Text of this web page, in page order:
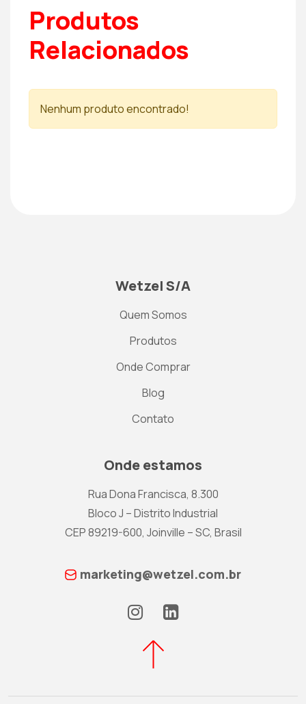
Produtos
Relacionados
Nenhum produto encontrado!
Wetzel S/A
Quem Somos
Produtos
Onde Comprar
Blog
Contato
Onde estamos
Rua Dona Francisca, 8.300
Bloco J – Distrito Industrial
CEP 89219-600, Joinville – SC, Brasil
marketing@wetzel.com.br